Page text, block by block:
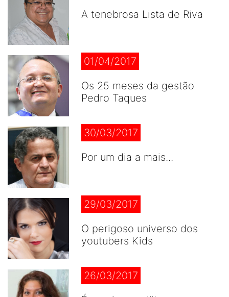
A tenebrosa Lista de Riva
01/04/2017
Os 25 meses da gestão
Pedro Taques
30/03/2017
Por um dia a mais...
29/03/2017
O perigoso universo dos
youtubers Kids
26/03/2017